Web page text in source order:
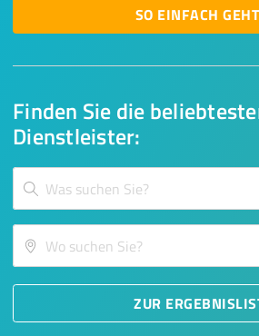
Finden Sie die
Dienstleister:
ZUR
SO EINFACH